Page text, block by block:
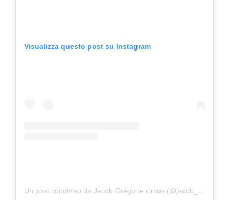
Visualizza questo post su Instagram
Un post condiviso da Jacob Grégoire circus (@jacob_acrobat)